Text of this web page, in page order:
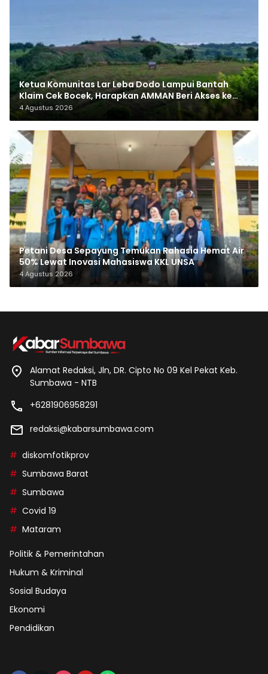
Ketua Komunitas Lar Leba Dodo Lampui Bantah
Klaim Cek Bocek, Harapkan AMMAN Beri Akses ke
Makam Leluhur
4 Agustus 2026
Petani Desa Sepayung Temukan Rahasia Hemat Air
50% Lewat Inovasi Mahasiswa KKL UNSA
4 Agustus 2026
Alamat Redaksi, Jln, DR. Cipto No 09 Kel Pekat Keb.
Sumbawa - NTB
+6281906958291
redaksi@kabarsumbawa.com
diskomfotikprov
Sumbawa Barat
Sumbawa
Covid 19
Mataram
Politik & Pemerintahan
Hukum & Kriminal
Sosial Budaya
Ekonomi
Pendidikan